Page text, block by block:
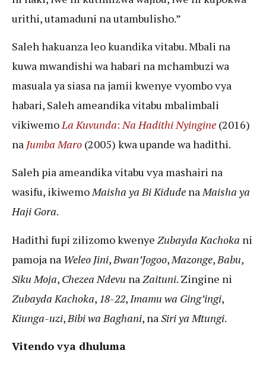
urithi, utamaduni na utambulisho.”
Saleh hakuanza leo kuandika vitabu. Mbali na
kuwa mwandishi wa habari na mchambuzi wa
masuala ya siasa na jamii kwenye vyombo vya
habari, Saleh ameandika vitabu mbalimbali
vikiwemoLa Kuvunda:Na Hadithi Nyingine (2016)
na Jumba Maro (2005) kwa upande wa hadithi.
Saleh pia ameandika vitabu vya mashairi na
wasifu, ikiwemoMaisha ya Bi Kidude naMaisha ya
Haji Gora.
Hadithi fupi zilizomo kwenye Zubayda Kachoka ni
pamoja na Weleo Jini, Bwan’Jogoo, Mazonge, Babu,
Siku Moja, Chezea Ndevu na Zaituni. Zingine ni
Zubayda Kachoka, 18-22, Imamu wa Ging’ingi,
Kiunga-uzi, Bibi wa Baghani, na Siri ya Mtungi.
Vitendo vya dhuluma